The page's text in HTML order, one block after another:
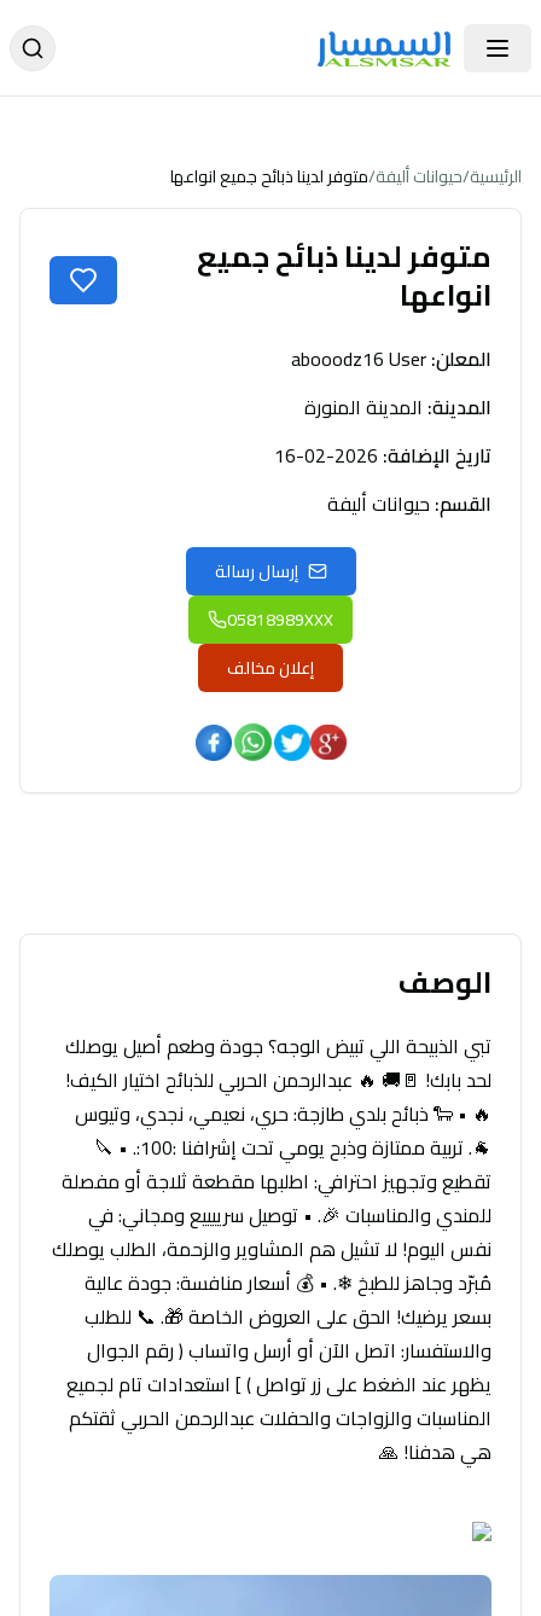
الرئيسية/حيوانات أليفة/متوفر لدينا ذبائح جميع انواعها
متوفر لدينا ذبائح جميع
انواعها
المعلن:
abooodz16 User
المدينة: المدينة المنورة
تاريخ الإضافة:
2026-02-16
القسم: حيوانات أليفة
إرسال رسالة
05818989XXX
إعلان مخالف
الوصف
تبي الذبيحة اللي تبيض الوجه؟ جودة وطعم أصيل يوصلك
لحد بابك! 🚪🚚 🔥 عبدالرحمن الحربي للذبائح اختيار الكيف!
🔥 • 🐑 ذبائح بلدي طازجة: حري، نعيمي، نجدي، وتيوس
🐐. تربية ممتازة وذبح يومي تحت إشرافنا :100:. • 🔪
تقطيع وتجهيز احترافي: اطلبها مقطعة ثلاجة أو مفصلة
للمندي والمناسبات 🎉. • توصيل سرييييع ومجاني: في
نفس اليوم! لا تشيل هم المشاوير والزحمة، الطلب يوصلك
مُبرّد وجاهز للطبخ ❄. • 💰 أسعار منافسة: جودة عالية
بسعر يرضيك! الحق على العروض الخاصة 🎁. 📞 للطلب
والاستفسار: اتصل الآن أو أرسل واتساب ( رقم الجوال
يظهر عند الضغط على زر تواصل ) ] استعدادات تام لجميع
المناسبات والزواجات والحفلات عبدالرحمن الحربي ثقتكم
هي هدفنا! 🙏